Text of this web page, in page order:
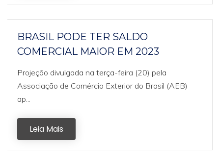
BRASIL PODE TER SALDO
COMERCIAL MAIOR EM 2023
Projeção divulgada na terça-feira (20) pela
Associação de Comércio Exterior do Brasil (AEB)
ap...
Leia Mais